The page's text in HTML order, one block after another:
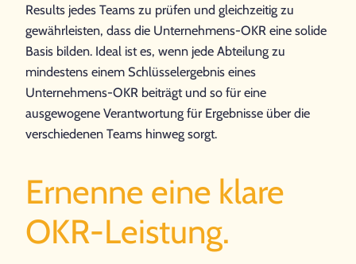
Results jedes Teams zu prüfen und gleichzeitig zu
gewährleisten, dass die Unternehmens-OKR eine solide
Basis bilden. Ideal ist es, wenn jede Abteilung zu
mindestens einem Schlüsselergebnis eines
Unternehmens-OKR beiträgt und so für eine
ausgewogene Verantwortung für Ergebnisse über die
verschiedenen Teams hinweg sorgt.
Ernenne eine klare
OKR-Leistung.